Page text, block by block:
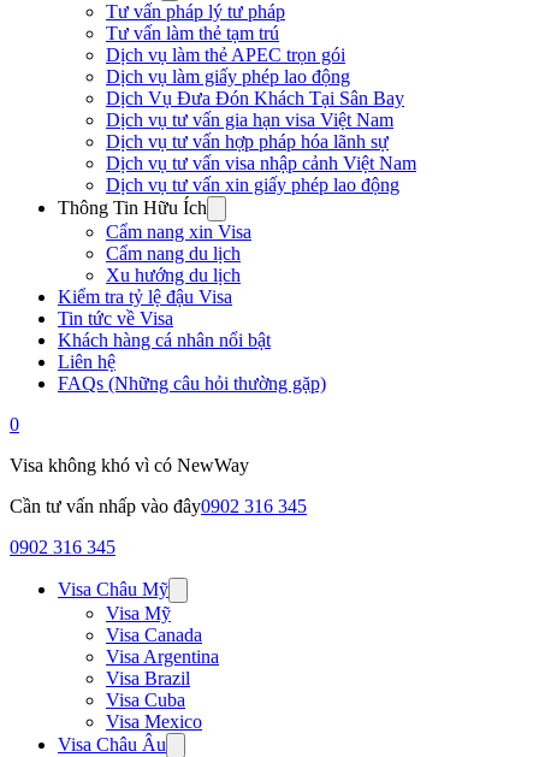
Tư vấn pháp lý tư pháp
Tư vấn làm thẻ tạm trú
Dịch vụ làm thẻ APEC trọn gói
Dịch vụ làm giấy phép lao động
Dịch Vụ Đưa Đón Khách Tại Sân Bay
Dịch vụ tư vấn gia hạn visa Việt Nam
Dịch vụ tư vấn hợp pháp hóa lãnh sự
Dịch vụ tư vấn visa nhập cảnh Việt Nam
Dịch vụ tư vấn xin giấy phép lao động
Thông Tin Hữu Ích
Cẩm nang xin Visa
Cẩm nang du lịch
Xu hướng du lịch
Kiểm tra tỷ lệ đậu Visa
Tin tức về Visa
Khách hàng cá nhân nổi bật
Liên hệ
FAQs (Những câu hỏi thường gặp)
0
Visa không khó vì có NewWay
Cần tư vấn nhấp vào đây0902 316 345
0902 316 345
Visa Châu Mỹ
Visa Mỹ
Visa Canada
Visa Argentina
Visa Brazil
Visa Cuba
Visa Mexico
Visa Châu Âu